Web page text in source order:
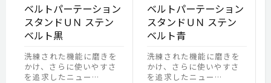
ベルトパーテーション
スタンドＵＮ ステン
ベルト黒
洗練された機能に磨きを
かけ、さらに使いやすさ
を追求したニュー…
ベルトパーテーション
スタンドＵＮ ステン
ベルト青
洗練された機能に磨きを
かけ、さらに使いやすさ
を追求したニュー…